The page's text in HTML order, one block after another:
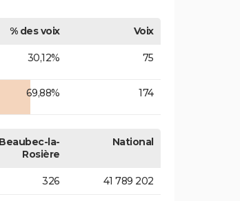
% des voix
Voix
30,12% 75
69,88% 174
Beaubec-la-
Rosière
National
326 41 789 202